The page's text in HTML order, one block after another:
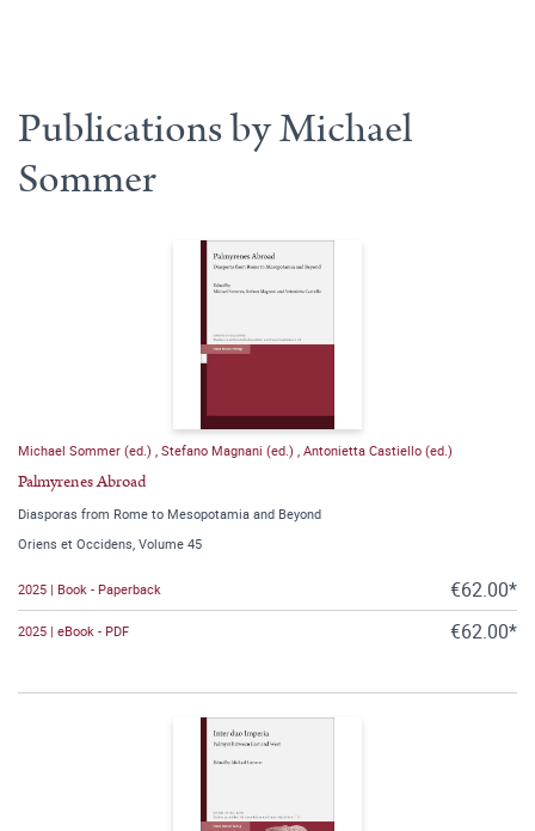
Publications by Michael
Sommer
Michael Sommer (ed.) Stefano Magnani (ed.) Antonietta Castiello (ed.)
Palmyrenes Abroad
Diasporas from Rome to Mesopotamia and Beyond
Oriens et Occidens, Volume 45
2025 | Book - Paperback €62.00*
2025 | eBook - PDF €62.00*